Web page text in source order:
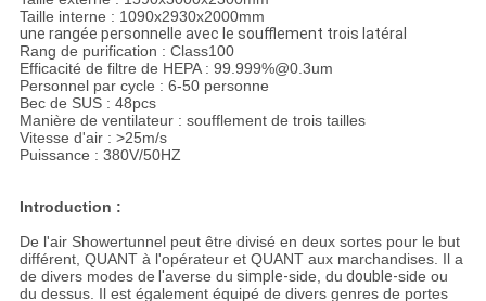
Taille interne : 1090x2930x2000mm
une rangée personnelle avec le soufflement trois latéral
Rang de purification : Class100
Efficacité de filtre de HEPA : 99.999%@0.3um
Personnel par cycle : 6-50 personne
Bec de SUS : 48pcs
Manière de ventilateur : soufflement de trois tailles
Vitesse d'air : >25m/s
Puissance : 380V/50HZ
Introduction :
De l'air Showertunnel peut être divisé en deux sortes pour le but
différent, QUANT à l'opérateur et QUANT aux marchandises. Il a
de divers modes de l'averse du simple-side, du double-side ou
du dessus. Il est également équipé de divers genres de portes